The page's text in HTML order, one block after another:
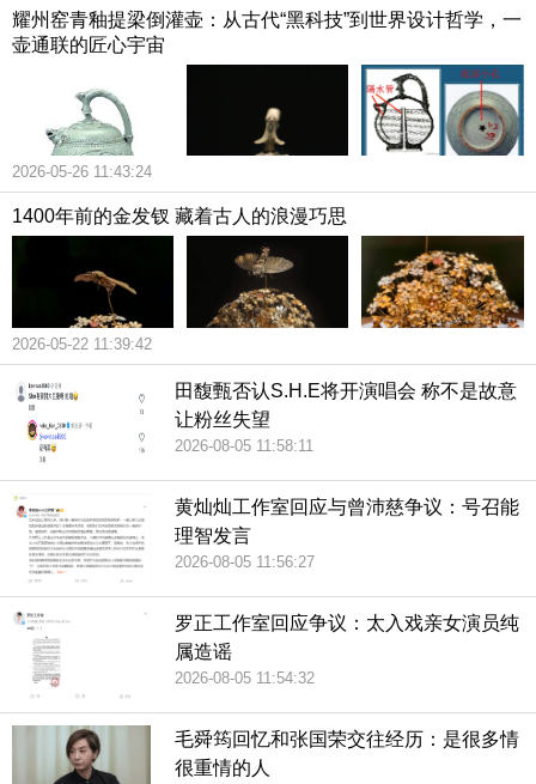
耀州窑青釉提梁倒灌壶：从古代“黑科技”到世界设计哲学，一
壶通联的匠心宇宙
2026-05-26 11:43:24
1400年前的金发钗 藏着古人的浪漫巧思
2026-05-22 11:39:42
田馥甄否认S.H.E将开演唱会 称不是故意
让粉丝失望
2026-08-05 11:58:11
黄灿灿工作室回应与曾沛慈争议：号召能
理智发言
2026-08-05 11:56:27
罗正工作室回应争议：太入戏亲女演员纯
属造谣
2026-08-05 11:54:32
毛舜筠回忆和张国荣交往经历：是很多情
很重情的人